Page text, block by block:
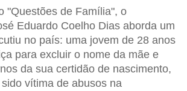
"Questões de Família", o
Eduardo Coelho Dias aborda um
no país: uma jovem de 28 anos
para excluir o nome da mãe e
da sua certidão de nascimento,
vítima de abusos na